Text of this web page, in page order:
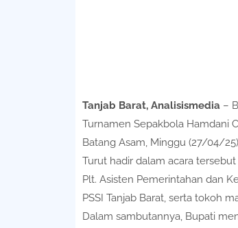
Tanjab Barat, Analisismedia –
Turnamen Sepakbola Hamdani
Batang Asam, Minggu (27/04/
Turut hadir dalam acara
Plt. Asisten Pemerintahan dan
PSSI Tanjab Barat, serta tokoh
Dalam sambutannya, Bupati